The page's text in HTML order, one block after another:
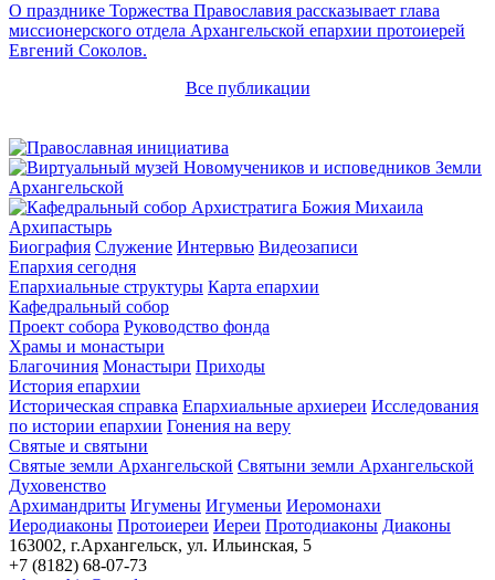
О празднике Торжества Православия рассказывает глава
миссионерского отдела Архангельской епархии протоиерей
Евгений Соколов.
Все публикации
Архипастырь
Биография Служение Интервью Видеозаписи
Епархия сегодня
Епархиальные структуры Карта епархии
Кафедральный собор
Проект собора Руководство фонда
Храмы и монастыри
Благочиния Монастыри Приходы
История епархии
Историческая справка Епархиальные архиереи Исследования
по истории епархии Гонения на веру
Святые и святыни
Святые земли Архангельской Святыни земли Архангельской
Духовенство
Архимандриты Игумены Игуменьи Иеромонахи
Иеродиаконы Протоиереи Иереи Протодиаконы Диаконы
163002, г.Архангельск, ул. Ильинская, 5
+7 (8182) 68-07-73